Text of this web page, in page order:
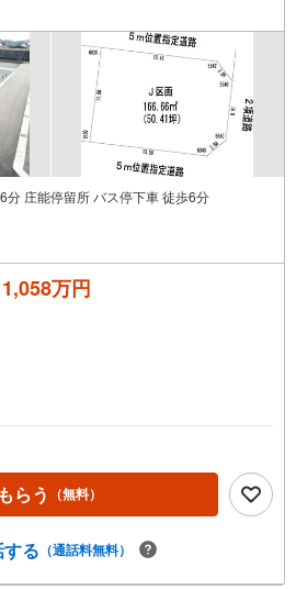
分 庄能停留所 バス停下車 徒歩6分
1,058万円
らう （無料）
る （通話料無料）